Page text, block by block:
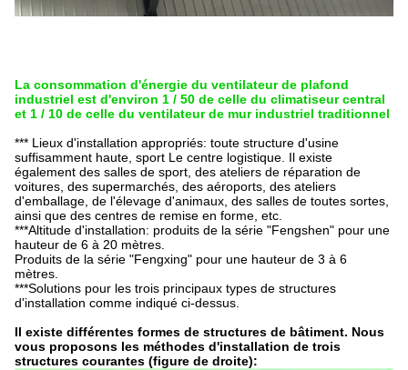
La consommation d'énergie du ventilateur de plafond
industriel est d'environ 1 / 50 de celle du climatiseur central
et 1 / 10 de celle du ventilateur de mur industriel traditionnel
*** Lieux d'installation appropriés: toute structure d'usine
suffisamment haute, sport Le centre logistique. Il existe
également des salles de sport, des ateliers de réparation de
voitures, des supermarchés, des aéroports, des ateliers
d'emballage, de l'élevage d'animaux, des salles de toutes sortes,
ainsi que des centres de remise en forme, etc.
***Altitude d'installation: produits de la série "Fengshen" pour une
hauteur de 6 à 20 mètres.
Produits de la série "Fengxing" pour une hauteur de 3 à 6
mètres.
***Solutions pour les trois principaux types de structures
d'installation comme indiqué ci-dessus.
Il existe différentes formes de structures de bâtiment. Nous
vous proposons les méthodes d'installation de trois
structures courantes (figure de droite):